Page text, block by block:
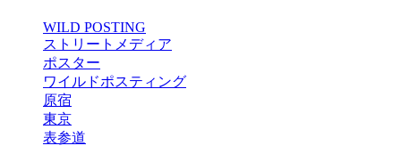
WILD POSTING
ストリートメディア
ポスター
ワイルドポスティング
原宿
東京
表参道